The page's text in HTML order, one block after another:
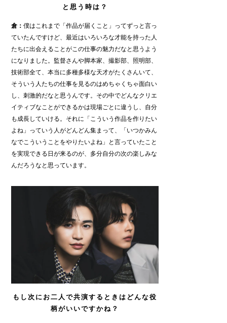
と思う時は？
倉：僕はこれまで「作品が届くこと」ってずっと言っ
ていたんですけど、最近はいろいろな才能を持った人
たちに出会えることがこの仕事の魅力だなと思うよう
になりました。監督さんや脚本家、撮影部、照明部、
技術部全て、本当に多種多様な天才がたくさんいて、
そういう人たちの仕事を見るのはめちゃくちゃ面白い
し、刺激的だなと思うんです。その中でどんなクリエ
イティブなことができるかは現場ごとに違うし、自分
も成長していける。それに「こういう作品を作りたい
よね」っていう人がどんどん集まって、「いつかみん
なでこういうことをやりたいよね」と言っていたこと
を実現できる日が来るのが、多分自分の次の楽しみな
んだろうなと思っています。
もし次にお二人で共演するときはどんな役
柄がいいですかね？